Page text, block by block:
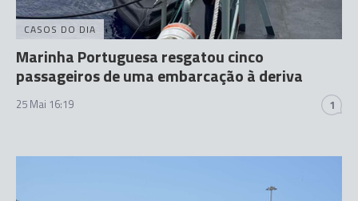
CASOS DO DIA
Marinha Portuguesa resgatou cinco
passageiros de uma embarcação à deriva
25 Mai 16:19 1